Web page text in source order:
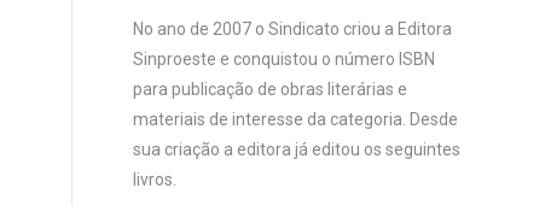
No ano de 2007 o Sindicato criou a Editora
Sinproeste e conquistou o número ISBN
para publicação de obras literárias e
materiais de interesse da categoria. Desde
sua criação a editora já editou os seguintes
livros.